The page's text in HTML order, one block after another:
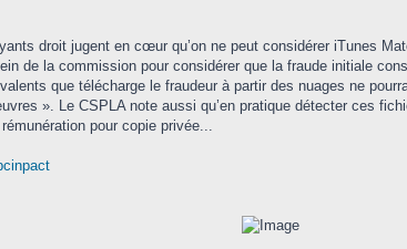
droit jugent en cœur qu’on ne peut considérer iTunes
de la commission pour considérer que la fraude initiale
que télécharge le fraudeur à partir des nuages ne
». Le CSPLA note aussi qu’en pratique détecter ces
pour copie privée...